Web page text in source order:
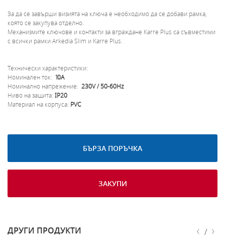
За да се завърши визията на ключа е необходимо да се добави рамка,
която се закупува отделно.
Механизмите ключове и контакти за вграждане Karre Plus са съвместими
с всички рамки Arkedia Slim и Karre Plus.
Технически характеристики:
Номинален ток: 10A
Номинално напрежение: 230V / 50-60Hz
Ниво на защита: IP20
Материал на корпуса: PVC
БЪРЗА ПОРЪЧКА
ЗАКУПИ
ДРУГИ ПРОДУКТИ ‹ / ›